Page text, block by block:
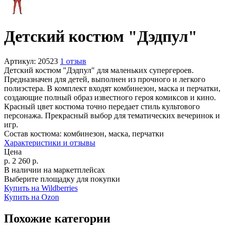
Детский костюм "Дэдпул"
Артикул: 20523 1 отзыв
Детский костюм "Дэдпул" для маленьких супергероев.
Предназначен для детей, выполнен из прочного и легкого
полиэстера. В комплект входят комбинезон, маска и перчатки,
создающие полный образ известного героя комиксов и кино.
Красный цвет костюма точно передает стиль культового
персонажа. Прекрасный выбор для тематических вечеринок и
игр.
Состав костюма: комбинезон, маска, перчатки
Характеристики и отзывы
Цена
р. 2 260 р.
В наличии на маркетплейсах
Выберите площадку для покупки
Купить на Wildberries
Купить на Ozon
Похожие категории